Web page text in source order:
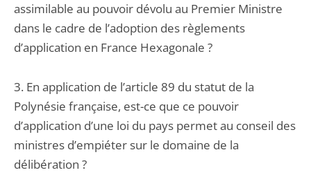
assimilable au pouvoir dévolu au Premier Ministre
dans le cadre de l’adoption des règlements
d’application en France Hexagonale ?
3. En application de l’article 89 du statut de la
Polynésie française, est-ce que ce pouvoir
d’application d’une loi du pays permet au conseil des
ministres d’empiéter sur le domaine de la
délibération ?